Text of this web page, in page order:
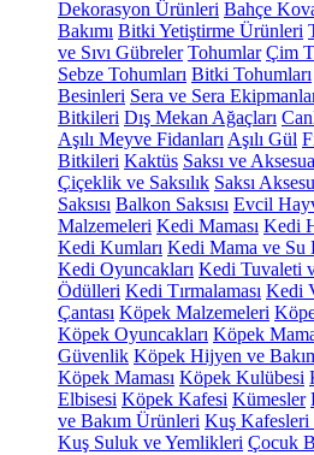
Dekorasyon Ürünleri Bahçe
Bakımı Bitki Yetiştirme Ürünleri
ve Sıvı Gübreler Tohumlar Çim
Sebze Tohumları Bitki Tohumları
Besinleri Sera ve Sera
Bitkileri Dış Mekan Ağaçları
Aşılı Meyve Fidanları Aşılı Gül
Bitkileri Kaktüs Saksı ve
Çiçeklik ve Saksılık Saksı
Saksısı Balkon Saksısı Evcil
Malzemeleri Kedi Maması Kedi
Kedi Kumları Kedi Mama ve Su
Kedi Oyuncakları Kedi Tuvaleti
Ödülleri Kedi Tırmalaması Kedi
Çantası Köpek Malzemeleri
Köpek Oyuncakları Köpek
Güvenlik Köpek Hijyen ve
Köpek Maması Köpek Kulübesi
Elbisesi Köpek Kafesi Kümesler
ve Bakım Ürünleri Kuş Kafesleri
Kuş Suluk ve Yemlikleri Çocuk